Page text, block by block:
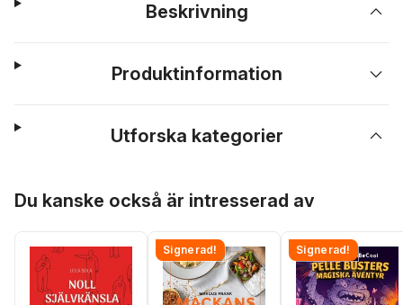
Beskrivning
Produktinformation
Utforska kategorier
Du kanske också är intresserad av
Signerad! Signerad!